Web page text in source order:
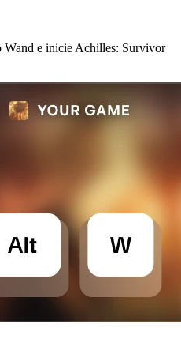
Wand e inicie Achilles: Survivor